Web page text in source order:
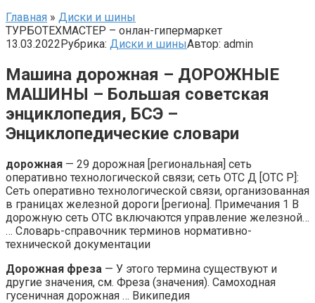
Главная » Диски и шины
ТУРБОТЕХМАСТЕР – онлан-гипермаркет
13.03.2022Рубрика: Диски и шиныАвтор: admin
Машина дорожная – ДОРОЖНЫЕ
МАШИНЫ – Большая советская
энциклопедия, БСЭ –
Энциклопедические словари
дорожная — 29 дорожная [региональная] сеть
оперативно технологической связи; сеть ОТС Д [ОТС Р]:
Сеть оперативно технологической связи, организованная
в границах железной дороги [региона]. Примечания 1 В
дорожную сеть ОТС включаются управление железной…
… Словарь-справочник терминов нормативно-
технической документации
Дорожная фреза — У этого термина существуют и
другие значения, см. Фреза (значения). Самоходная
гусеничная дорожная … Википедия